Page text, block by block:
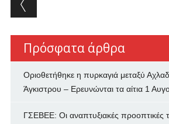
Πρόσφατα άρθρα
Οριοθετήθηκε η πυρκαγιά μεταξύ
Άγκιστρου – Ερευνώνται τα αίτια 1
ΓΣΕΒΕΕ: Οι αναπτυξιακές προοπτικές